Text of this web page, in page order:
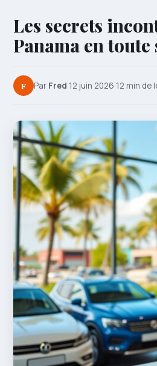
Les secrets
Panama en toute
F Par Fred·12 juin 2026·12 min de